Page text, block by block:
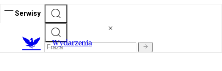
Serwisy
Wydarzenia